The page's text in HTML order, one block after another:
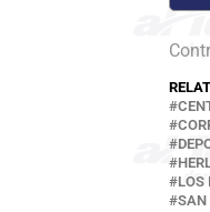
LOS
SAN